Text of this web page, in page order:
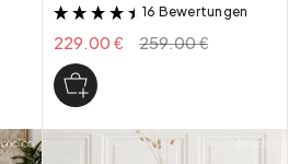
&
16 Bewertungen
229.00 € 259.00 €